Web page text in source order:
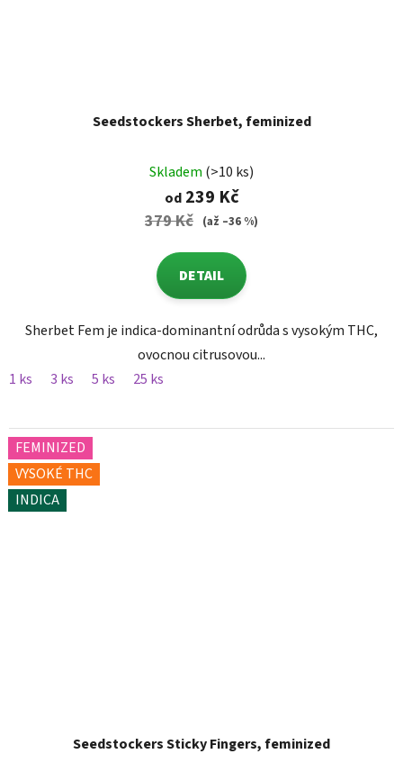
Seedstockers Sherbet, feminized
Skladem (>10 ks)
od239 Kč
379 Kč (až –36 %)
DETAIL
Sherbet Fem je indica-dominantní odrůda s vysokým THC,
ovocnou citrusovou...
1 ks
3 ks 5 ks 25 ks
FEMINIZED
VYSOKÉ THC
INDICA
Seedstockers Sticky Fingers, feminized